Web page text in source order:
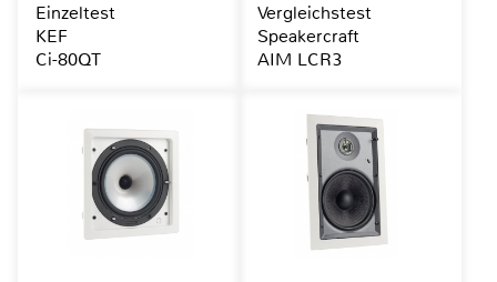
Einzeltest
KEF
Ci-80QT
Vergleichstest
Speakercraft
AIM LCR3